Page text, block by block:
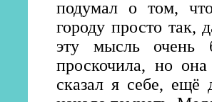
подумал о том,
городу просто так,
эту мысль очень
проскочила, но
сказал я себе,